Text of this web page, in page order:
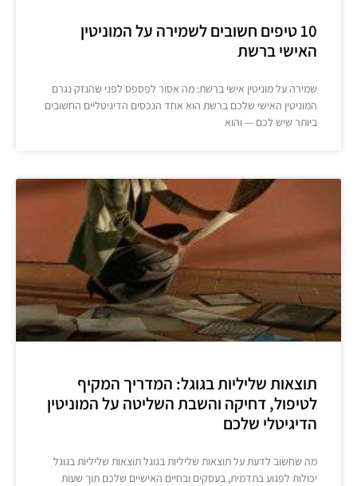
10 טיפים חשובים לשמירה על המוניטין
האישי ברשת
שמירה על מוניטין אישי ברשת: מה אסור לפספס לפני שהנזק נגרם
המוניטין האישי שלכם ברשת הוא אחד הנכסים הדיגיטליים החשובים
ביותר שיש לכם — והוא
תוצאות שליליות בגוגל: המדריך המקיף
לטיפול, דחיקה והשבת השליטה על המוניטין
הדיגיטלי שלכם
מה שחשוב לדעת על תוצאות שליליות בגוגל תוצאות שליליות בגוגל
יכולות לפגוע בתדמית, בעסקים ובחיים האישיים שלכם תוך שעות